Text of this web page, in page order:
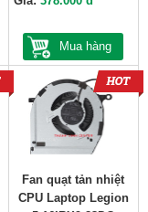
Mua hàng
Fan quạt tản nhiệt
CPU Laptop Legion